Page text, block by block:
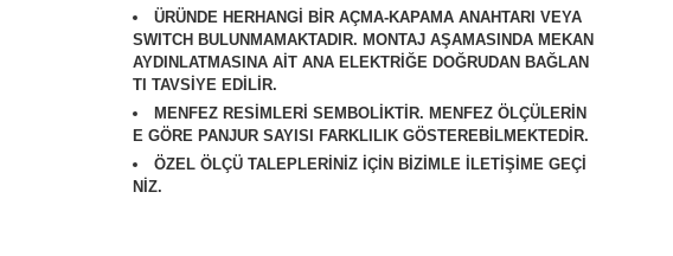
ÜRÜNDE HERHANGİ BİR AÇMA-KAPAMA ANAHTARI VEYA
SWITCH BULUNMAMAKTADIR. MONTAJ AŞAMASINDA MEKAN
AYDINLATMASINA AİT ANA ELEKTRİĞE DOĞRUDAN BAĞLAN
TI TAVSİYE EDİLİR.
M ENFEZ RESİMLERİ SEMBOLİKTİR. MENFEZ ÖLÇÜLERİN
E GÖRE PANJUR SAYISI FARKLILIK GÖSTEREBİLMEKTEDİR.
ÖZEL ÖLÇÜ TALEPLERİNİZ İÇİN BİZİMLE İLETİŞİME GEÇİ
NİZ.